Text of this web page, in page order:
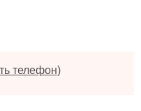
телефон)